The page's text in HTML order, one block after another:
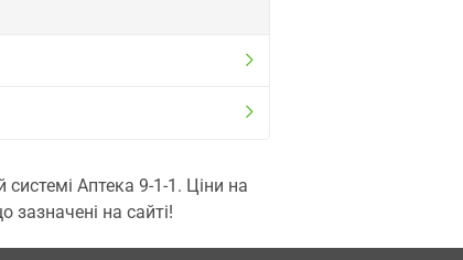
Аптека 9-1-1. Ціни на
зазначені на сайті!